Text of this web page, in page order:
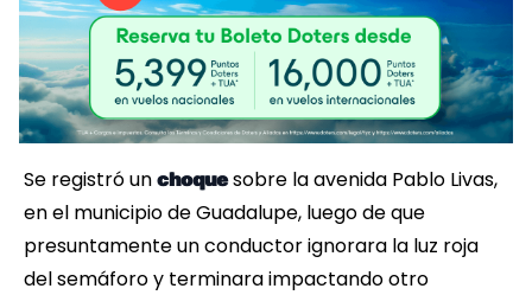
Se registró un choquesobre la avenida Pablo Livas,
en el municipio de Guadalupe, luego de que
presuntamente un conductor ignorara la luz roja
del semáforo y terminara impactando otro